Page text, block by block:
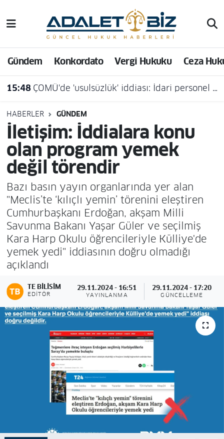
Gündem Konkordato Vergi Hukuku Ceza
15:48 ÇOMÜ'de 'usulsüzlük' iddiası: İdari personel açığa alındı
HABERLER GÜNDEM
İletişim: İddialara konu
olan program yemek
değil törendir
Bazı basın yayın organlarında yer alan
"Meclis’te ‘kılıçlı yemin’ törenini eleştiren
Cumhurbaşkanı Erdoğan, akşam Milli
Savunma Bakanı Yaşar Güler ve seçilmiş
Kara Harp Okulu öğrencileriyle Külliye'de
yemek yedi" iddiasının doğru olmadığı
açıklandı
TE BILISIM
EDITÖR
29.11.2024 - 16:51
YAYINLANMA
29.11.2024 - 17:20
GÜNCELLEME
Hava Durumu
Trafik Durumu
Süper Lig Puan Durumu ve Fikstür
Tüm Manşetler
Son Dakika Haberleri
Haber Arşivi